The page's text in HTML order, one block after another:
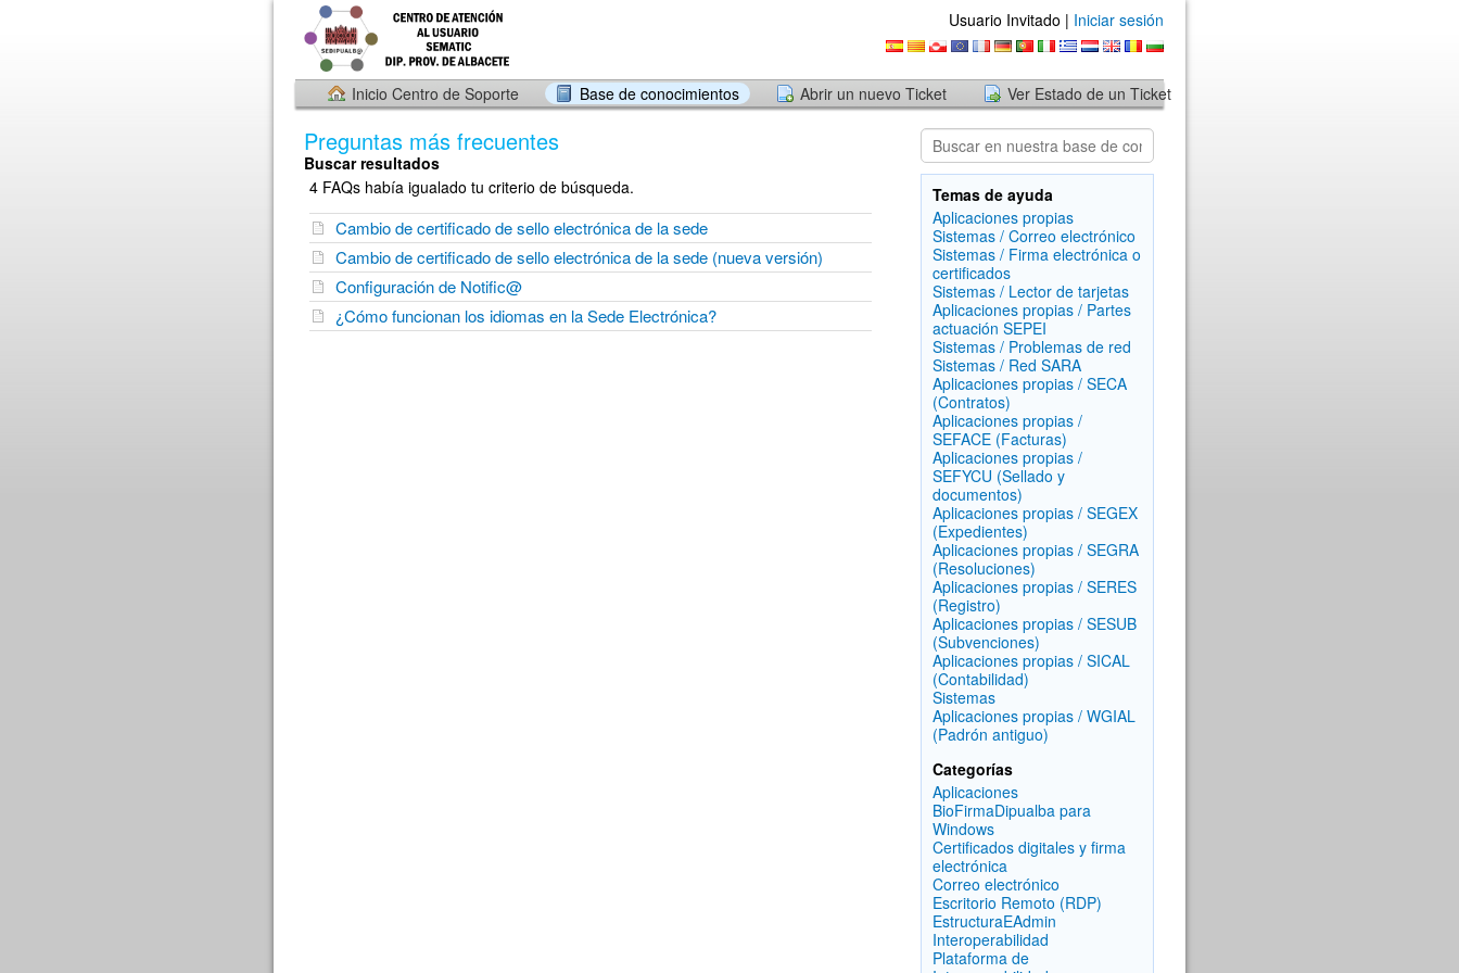
Usuario Invitado | Iniciar sesión
Inicio Centro de Soporte Base de conocimientos Abrir un nuevo Ticket Ver Estado de un Ticket
Preguntas más frecuentes
Buscar resultados
4 FAQs había igualado tu criterio de búsqueda.
Cambio de certificado de sello electrónica de la sede
Cambio de certificado de sello electrónica de la sede (nueva versión)
Configuración de Notific@
¿Cómo funcionan los idiomas en la Sede Electrónica?
Temas de ayuda
Aplicaciones propias
Sistemas / Correo electrónico
Sistemas / Firma electrónica o
certificados
Sistemas / Lector de tarjetas
Aplicaciones propias / Partes
actuación SEPEI
Sistemas / Problemas de red
Sistemas / Red SARA
Aplicaciones propias / SECA
(Contratos)
Aplicaciones propias /
SEFACE (Facturas)
Aplicaciones propias /
SEFYCU (Sellado y
documentos)
Aplicaciones propias / SEGEX
(Expedientes)
Aplicaciones propias / SEGRA
(Resoluciones)
Aplicaciones propias / SERES
(Registro)
Aplicaciones propias / SESUB
(Subvenciones)
Aplicaciones propias / SICAL
(Contabilidad)
Sistemas
Aplicaciones propias / WGIAL
(Padrón antiguo)
Categorías
Aplicaciones
BioFirmaDipualba para
Windows
Certificados digitales y firma
electrónica
Correo electrónico
Escritorio Remoto (RDP)
EstructuraEAdmin
Interoperabilidad
Plataforma de